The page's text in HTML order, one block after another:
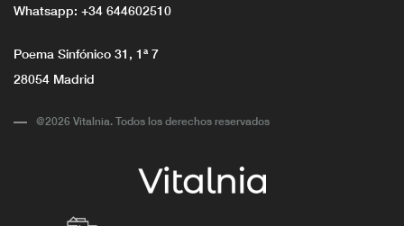
Whatsapp: +34 644602510
Poema Sinfónico 31, 1ª 7
28054 Madrid
@2026 Vitalnia. Todos los derechos reservados